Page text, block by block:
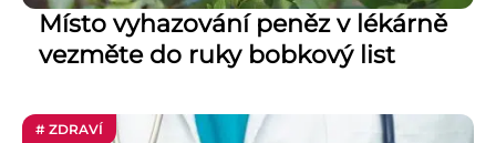
Místo vyhazování peněz v lékárně
vezměte do ruky bobkový list
# ZDRAVÍ